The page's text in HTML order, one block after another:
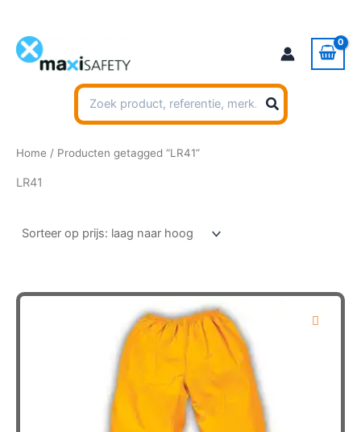
inhoud
Zoeken
naar:
Home / Producten getagged “LR41”
LR41